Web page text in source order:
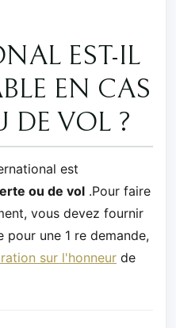
EST-IL
EN CAS
DE VOL ?
est
ou de vol .Pour faire
vous devez fournir
pour une 1 re demande,
sur l'honneur de